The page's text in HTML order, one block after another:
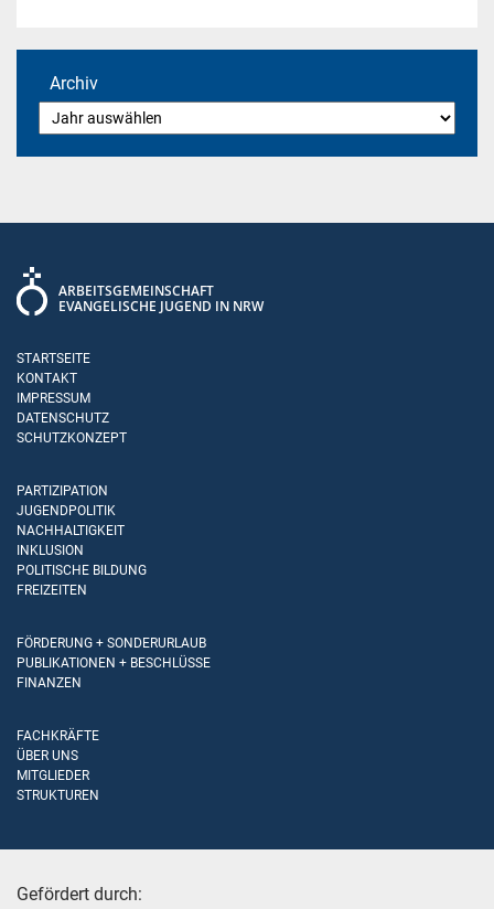
Archiv
ARBEITSGEMEINSCHAFT
EVANGELISCHE JUGEND IN NRW
STARTSEITE
KONTAKT
IMPRESSUM
DATENSCHUTZ
SCHUTZKONZEPT
PARTIZIPATION
JUGENDPOLITIK
NACHHALTIGKEIT
INKLUSION
POLITISCHE BILDUNG
FREIZEITEN
FÖRDERUNG + SONDERURLAUB
PUBLIKATIONEN + BESCHLÜSSE
FINANZEN
FACHKRÄFTE
ÜBER UNS
MITGLIEDER
STRUKTUREN
Gefördert durch: